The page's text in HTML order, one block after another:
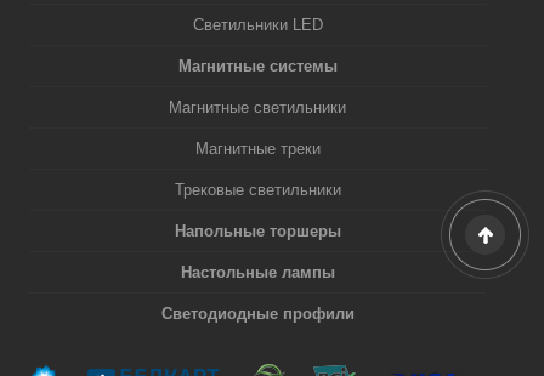
Светильники LED
Магнитные системы
Магнитные светильники
Магнитные треки
Трековые светильники
Напольные торшеры
Настольные лампы
Светодиодные профили